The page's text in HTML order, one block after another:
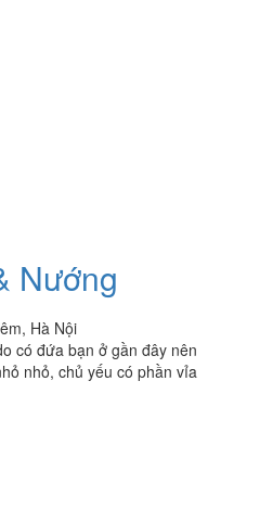
Hà Nội
có đứa bạn ở gần đây nên
nhỏ, chủ yếu có phần vỉa